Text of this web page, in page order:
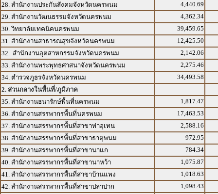
28. สำนักงานประกันสังคมจังหวัดนครพนม
4,440.69
29. สำนักงานวัฒนธรรมจังหวัดนครพนม
4,362.34
30. วิทยาลัยเทคนิคนครพนม
39,459.65
31. สำนักงานสาธารณสุขจังหวัดนครพนม
12,425.50
32. สำนักงานอุตสาหกรรมจังหวัดนครพนม
2,142.06
33. สำนักงานพระพุทธศาสนาจังหวัดนครพนม
2,275.46
34. ตำรวจภูธรจังหวัดนครพนม
34,493.58
2. ส่วนกลางในพื้นที่/ภูมิภาค
35. สำนักงานธนารักษ์พื้นที่นครพนม
1,817.47
36. สำนักงานสรรพากรพื้นที่นครพนม
17,463.53
37. สำนักงานสรรพากรพื้นที่สาขาท่าอุเทน
2,588.16
38. สำนักงานสรรพากรพื้นที่สาขาธาตุพนม
972.95
39. สำนักงานสรรพากรพื้นที่สาขานาแก
784.34
40. สำนักงานสรรพากรพื้นที่สาขานาหว้า
1,075.87
41. สำนักงานสรรพากรพื้นที่สาขาบ้านแพง
1,018.63
42. สำนักงานสรรพากรพื้นที่สาขาปลาปาก
1,098.43